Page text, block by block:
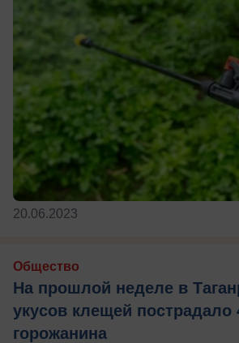
20.06.2023
Общество
На прошлой неделе в
укусов клещей пострадало
горожанина